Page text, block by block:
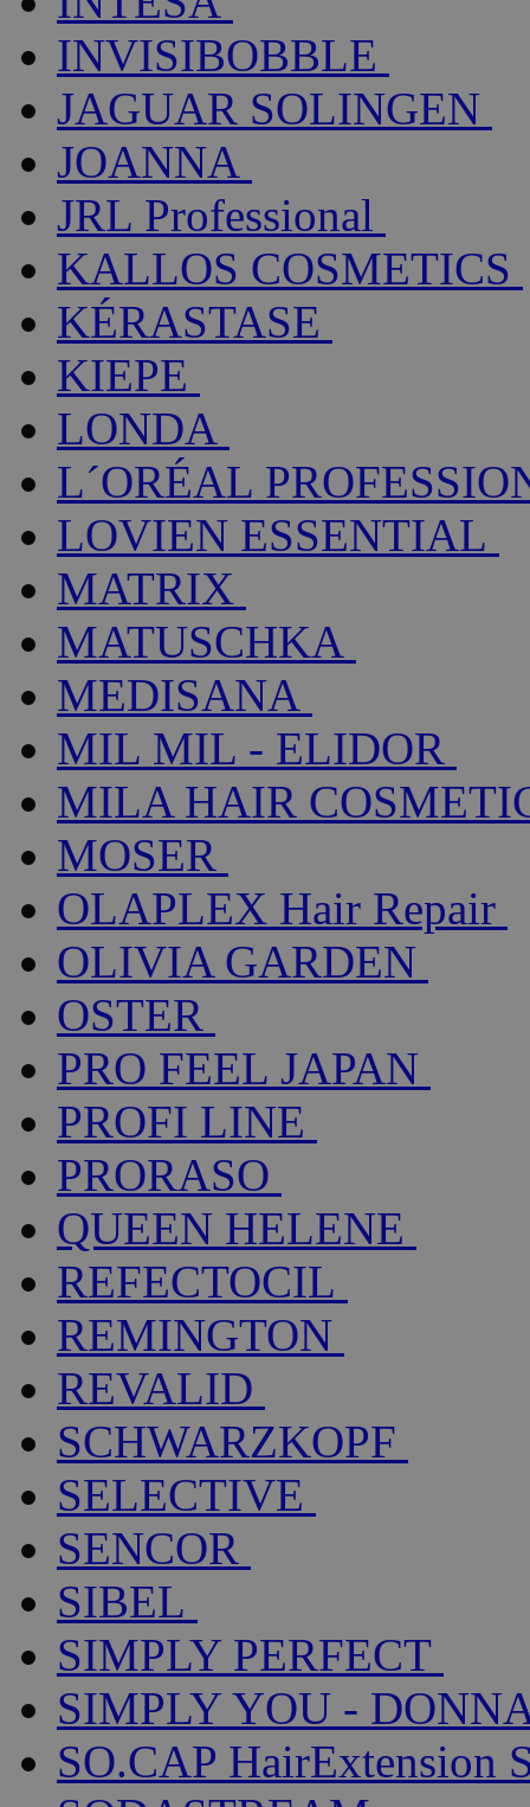
INVISIBOBBLE
JAGUAR SOLINGEN
JOANNA
JRL Professional
KALLOS COSMETICS
KÉRASTASE
KIEPE
LONDA
L´ORÉAL
LOVIEN ESSENTIAL
MATRIX
MATUSCHKA
MEDISANA
MIL MIL - ELIDOR
MILA HAIR
MOSER
OLAPLEX Hair Repair
OLIVIA GARDEN
OSTER
PRO FEEL JAPAN
PROFI LINE
PRORASO
QUEEN HELENE
REFECTOCIL
REMINGTON
REVALID
SCHWARZKOPF
SELECTIVE
SENCOR
SIBEL
SIMPLY PERFECT
SIMPLY YOU -
SO.CAP HairExtension